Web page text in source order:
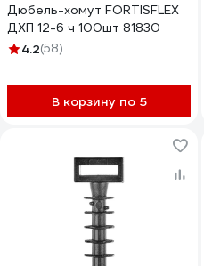
Дюбель-хомут FORTISFLEX
ДХП 12-6 ч 100шт 81830
4.2(58)
В корзину по 5